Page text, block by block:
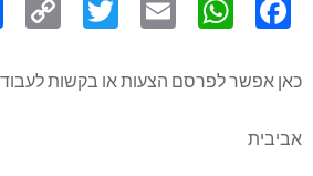
כאן אפשר לפרסם הצעות או בקשות
אביבית